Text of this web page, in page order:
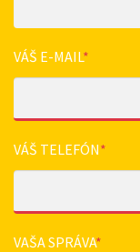
VÁŠ E-MAIL*
VÁŠ TELEFÓN*
VAŠA SPRÁVA*